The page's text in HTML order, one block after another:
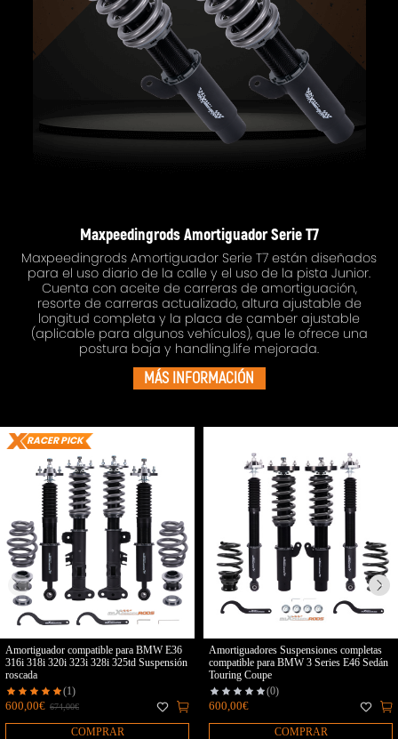
Maxpeedingrods Amortiguador Serie T7
Maxpeedingrods Amortiguador Serie T7 están diseñados
para el uso diario de la calle y el uso de la pista Junior.
Cuenta con aceite de carreras de amortiguación,
resorte de carreras actualizado, altura ajustable de
longitud completa y la placa de camber ajustable
(aplicable para algunos vehículos), que le ofrece una
postura baja y handling.life mejorada.
MÁS INFORMACIÓN
RACER PICK
Amortiguador compatible para BMW E36
316i 318i 320i 323i 328i 325td Suspensión
roscada
(1)
600,00€ 674,00€
COMPRAR
Amortiguadores Suspensiones completas
compatible para BMW 3 Series E46 Sedán
Touring Coupe
(0)
600,00€
COMPRAR